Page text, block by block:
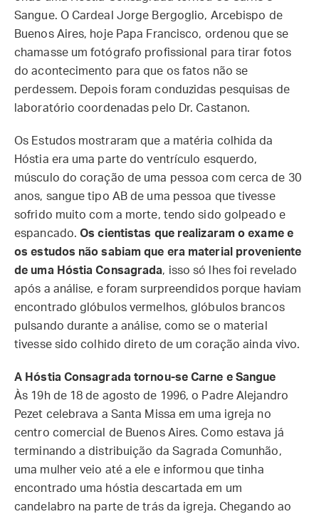
Sangue. O Cardeal Jorge Bergoglio, Arcebispo de
Buenos Aires, hoje Papa Francisco, ordenou que se
chamasse um fotógrafo profissional para tirar fotos
do acontecimento para que os fatos não se
perdessem. Depois foram conduzidas pesquisas de
laboratório coordenadas pelo Dr. Castanon.
Os Estudos mostraram que a matéria colhida da
Hóstia era uma parte do ventrículo esquerdo,
músculo do coração de uma pessoa com cerca de 30
anos, sangue tipo AB de uma pessoa que tivesse
sofrido muito com a morte, tendo sido golpeado e
espancado.Os cientistas que realizaram o exame e
os estudos não sabiam que era material proveniente
de uma Hóstia Consagrada, isso só lhes foi revelado
após a análise, e foram surpreendidos porque haviam
encontrado glóbulos vermelhos, glóbulos brancos
pulsando durante a análise, como se o material
tivesse sido colhido direto de um coração ainda vivo.
A Hóstia Consagrada tornou-se Carne e Sangue
Às 19h de 18 de agosto de 1996, o Padre Alejandro
Pezet celebrava a Santa Missa em uma igreja no
centro comercial de Buenos Aires. Como estava já
terminando a distribuição da Sagrada Comunhão,
uma mulher veio até a ele e informou que tinha
encontrado uma hóstia descartada em um
candelabro na parte de trás da igreja. Chegando ao